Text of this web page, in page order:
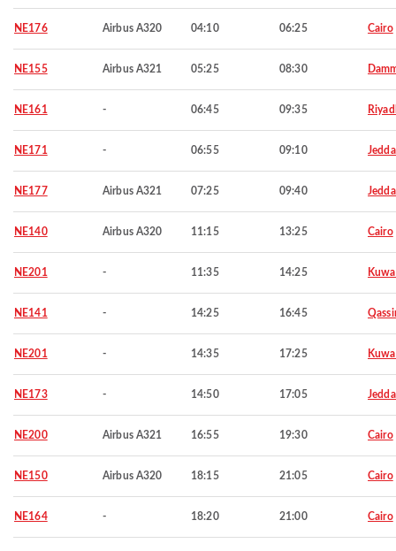
NE176 Airbus A320 04:10 06:25 Cairo
NE155 Airbus A321 05:25 08:30
NE161 - 06:45 09:35
NE171 - 06:55 09:10
NE177 Airbus A321 07:25 09:40
NE140 Airbus A320 11:15 13:25 Cairo
NE201 - 11:35 14:25
NE141 - 14:25 16:45
NE201 - 14:35 17:25
NE173 - 14:50 17:05
NE200 Airbus A321 16:55 19:30 Cairo
NE150 Airbus A320 18:15 21:05 Cairo
NE164 - 18:20 21:00 Cairo